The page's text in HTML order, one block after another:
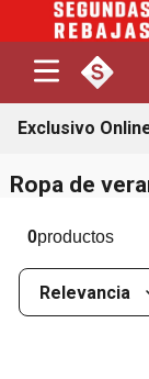
Exclusivo
Ropa de
0
Relevancia